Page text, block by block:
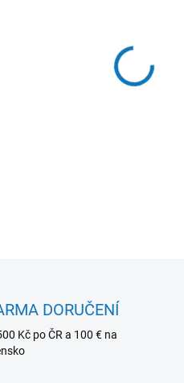
DORUČENÍ
Kč po ČR a 100 € na